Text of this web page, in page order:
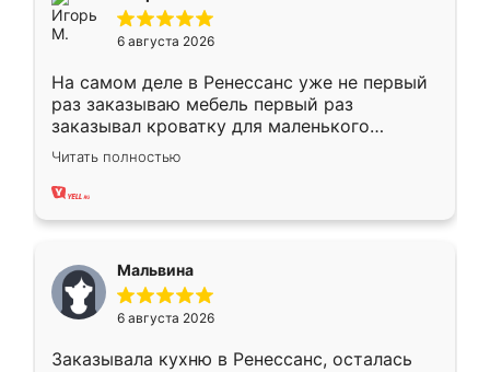
6 августа 2026
На самом деле в Ренессанс уже не первый
раз заказываю мебель первый раз
заказывал кроватку для маленького
ребёнка при его рождении ,во второй раз
заказал шкаф-купе. По качеству очень
хорошее сборка достаточно быстрая,
меньше, здесь же он более разнообразный.
Мне нравится ,если что-то потребуется из
мебели буду заказывать только здесь.
Читать полностью
Мальвина
6 августа 2026
Заказывала кухню в Ренессанс, осталась